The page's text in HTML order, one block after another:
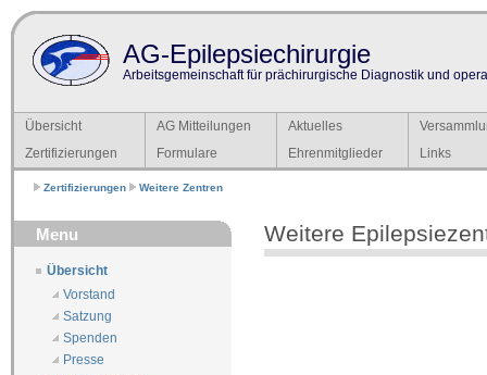
AG-Epilepsiechirurgie
Arbeitsgemeinschaft für prächirurgische Diagnostik und
Übersicht AG Mitteilungen Aktuelles
Zertifizierungen
Formulare Ehrenmitglieder Links
Zertifizierungen Weitere Zentren
Menu
Übersicht
Vorstand
Satzung
Spenden
Presse
Weitere